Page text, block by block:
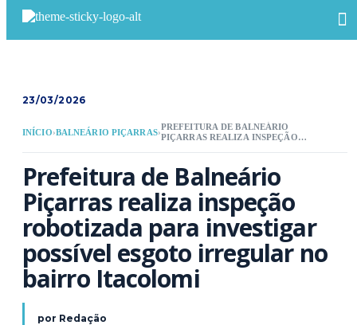
23/03/2026
INÍCIO›BALNEÁRIO PIÇARRAS›
PREFEITURA DE BALNEÁRIO
PIÇARRAS REALIZA INSPEÇÃO
BAIRRO ITACOLOMI
Prefeitura de Balneário
Piçarras realiza inspeção
robotizada para investigar
possível esgoto irregular no
bairro Itacolomi
por Redação